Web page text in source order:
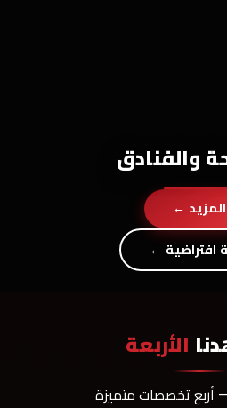
والفنادق
المزيد ←
افتراضية ←
الأربعة
أربع تخصصات متميزة